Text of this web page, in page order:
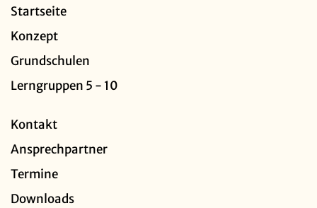
Startseite
Konzept
Grundschulen
Lerngruppen 5 - 10
Kontakt
Ansprechpartner
Termine
Downloads